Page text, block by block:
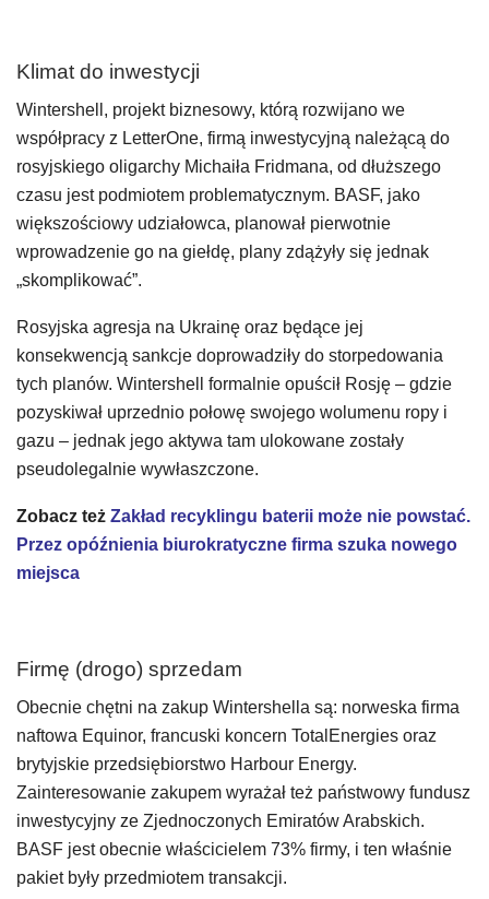
Klimat do inwestycji
Wintershell, projekt biznesowy, którą rozwijano we
współpracy z LetterOne, firmą inwestycyjną należącą do
rosyjskiego oligarchy Michaiła Fridmana, od dłuższego
czasu jest podmiotem problematycznym. BASF, jako
większościowy udziałowca, planował pierwotnie
wprowadzenie go na giełdę, plany zdążyły się jednak
„skomplikować”.
Rosyjska agresja na Ukrainę oraz będące jej
konsekwencją sankcje doprowadziły do storpedowania
tych planów. Wintershell formalnie opuścił Rosję – gdzie
pozyskiwał uprzednio połowę swojego wolumenu ropy i
gazu – jednak jego aktywa tam ulokowane zostały
pseudolegalnie wywłaszczone.
Zobacz też Zakład recyklingu baterii może nie powstać.
Przez opóźnienia biurokratyczne firma szuka nowego
miejsca
Firmę (drogo) sprzedam
Obecnie chętni na zakup Wintershella są: norweska firma
naftowa Equinor, francuski koncern TotalEnergies oraz
brytyjskie przedsiębiorstwo Harbour Energy.
Zainteresowanie zakupem wyrażał też państwowy fundusz
inwestycyjny ze Zjednoczonych Emiratów Arabskich.
BASF jest obecnie właścicielem 73% firmy, i ten właśnie
pakiet były przedmiotem transakcji.